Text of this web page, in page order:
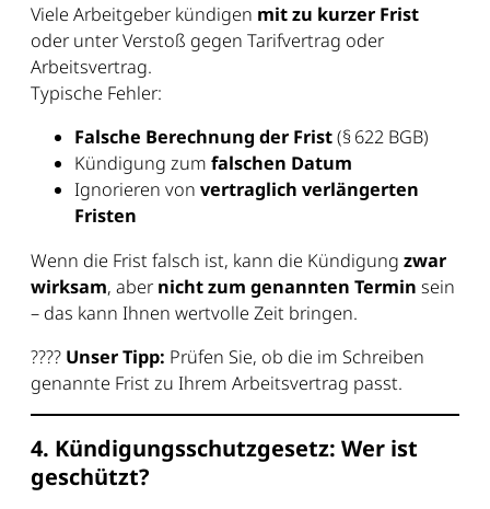
Viele Arbeitgeber kündigen mit zu kurzer Frist
oder unter Verstoß gegen Tarifvertrag oder
Arbeitsvertrag.
Typische Fehler:
Falsche Berechnung der Frist(§ 622 BGB)
Kündigung zum falschen Datum
Ignorieren von vertraglich verlängerten
Fristen
Wenn die Frist falsch ist, kann die Kündigung zwar
wirksam, aber nicht zum genannten Termin sein
– das kann Ihnen wertvolle Zeit bringen.
???? Unser Tipp: Prüfen Sie, ob die im Schreiben
genannte Frist zu Ihrem Arbeitsvertrag passt.
4. Kündigungsschutzgesetz: Wer ist
geschützt?